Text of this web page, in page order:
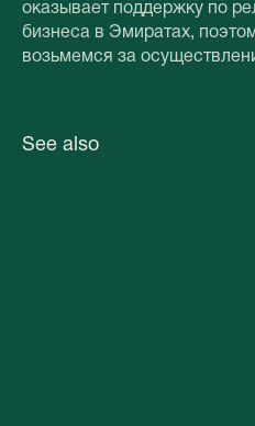
оказывает поддержку по
бизнеса в Эмиратах,
возьмемся за
See also